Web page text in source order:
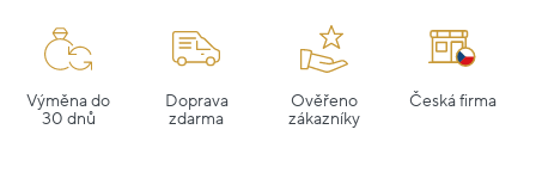
Výměna do
30 dnů
Doprava
zdarma
Ověřeno
zákazníky
Česká firma